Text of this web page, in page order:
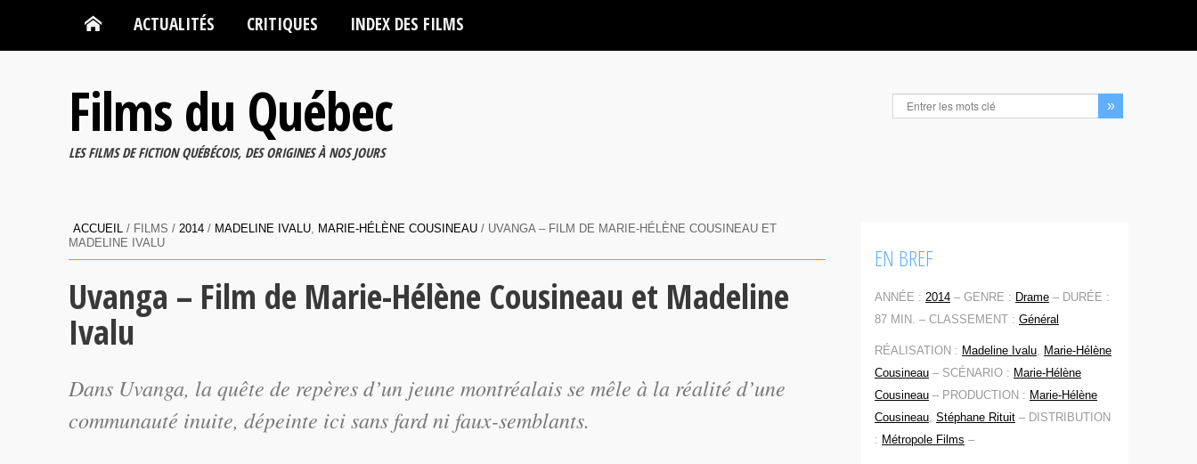
ACTUALITÉS CRITIQUES INDEX DES FILMS
Films du Québec
LES FILMS DE FICTION QUÉBÉCOIS, DES ORIGINES À NOS JOURS
ACCUEIL / FILMS / 2014 / MADELINE IVALU, MARIE-HÉLÈNE COUSINEAU / UVANGA – FILM DE MARIE-HÉLÈNE COUSINEAU ET
MADELINE IVALU
Uvanga – Film de Marie-Hélène Cousineau et Madeline
Ivalu
Dans Uvanga, la quête de repères d’un jeune montréalais se mêle à la réalité d’une
communauté inuite, dépeinte ici sans fard ni faux-semblants.
EN BREF
ANNÉE : 2014 – GENRE : Drame – DURÉE :
87 MIN. – CLASSEMENT : Général
RÉALISATION : Madeline Ivalu, Marie-Hélène
Cousineau – SCÉNARIO : Marie-Hélène
Cousineau – PRODUCTION : Marie-Hélène
Cousineau, Stéphane Rituit – DISTRIBUTION
: Métropole Films –